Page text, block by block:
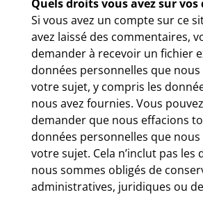
Quels droits vous avez sur vos
Si vous avez un compte sur ce
avez laissé des commentaires,
demander à recevoir un fichier
données personnelles que
votre sujet, y compris les
nous avez fournies. Vous
demander que nous effacions
données personnelles que
votre sujet. Cela n’inclut pas les
nous sommes obligés de
administratives, juridiques ou